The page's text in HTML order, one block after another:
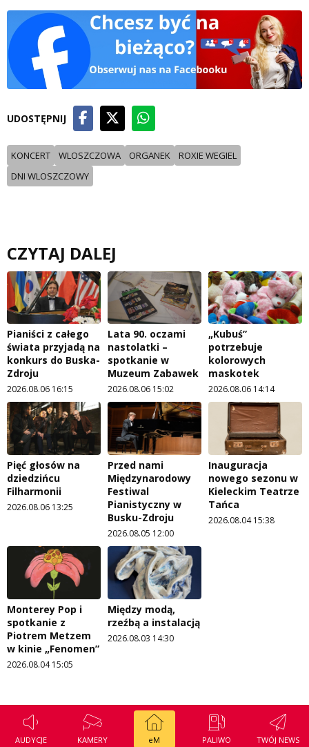
AUDYCJE KAMERY eM PALIWO TWÓJ NEWS
UDOSTĘPNIJ
KONCERT WLOSZCZOWA ORGANEK
ROXIE WEGIEL
DNI WLOSZCZOWY
CZYTAJ DALEJ
Pianiści z całego
świata przyjadą na
konkurs do Buska-
Zdroju
2026.08.06 16:15
Lata 90. oczami
nastolatki –
spotkanie w
Muzeum Zabawek
2026.08.06 15:02
„Kubuś”
potrzebuje
kolorowych
maskotek
2026.08.06 14:14
Pięć głosów na
dziedzińcu
Filharmonii
2026.08.06 13:25
Przed nami
Międzynarodowy
Festiwal
Pianistyczny w
Busku-Zdroju
2026.08.05 12:00
Inauguracja
nowego sezonu w
Kieleckim Teatrze
Tańca
2026.08.04 15:38
Monterey Pop i
spotkanie z
Piotrem Metzem
w kinie „Fenomen”
2026.08.04 15:05
Między modą,
rzeźbą a instalacją
2026.08.03 14:30